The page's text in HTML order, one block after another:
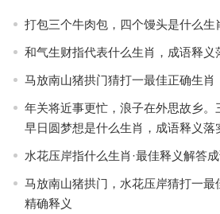
打包三个牛肉包，四个馒头是什么生
和气生财指代表什么生肖，成语释义
马放南山猪拱门猜打一最佳正确生肖
年关将近事更忙，浪子在外思故乡。
早日圆梦想是什么生肖，成语释义落
水花压岸指什么生肖·最佳释义解答
马放南山猪拱门，水花压岸猜打一最
精确释义